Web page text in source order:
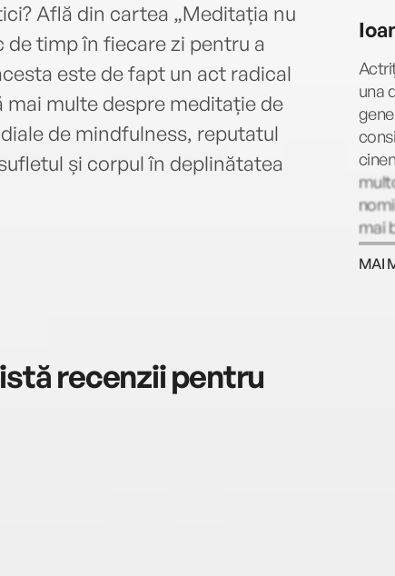
Află din cartea „Meditația nu
de timp în fiecare zi pentru a
este de fapt un act radical
mai multe despre meditație de
de mindfulness, reputatul
și corpul în deplinătatea
recenzii pentru
una
mai
și
care
MAI